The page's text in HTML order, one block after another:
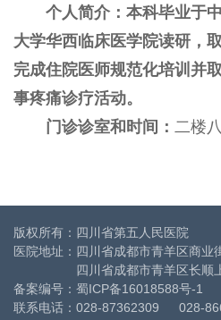
个人简介： 本科毕业于
大学华西临床医学院读研，
完成住院医师规范化培训并
事疼痛诊疗活动。
门诊诊室和时间： 二楼八
版权所有：四川省第五人民医院
医院地址：四川省成都市青羊区商业
四川省成都市青羊区长顺上
备案编号： 蜀ICP备16018588号-1
联系电话：028-87362309 028-